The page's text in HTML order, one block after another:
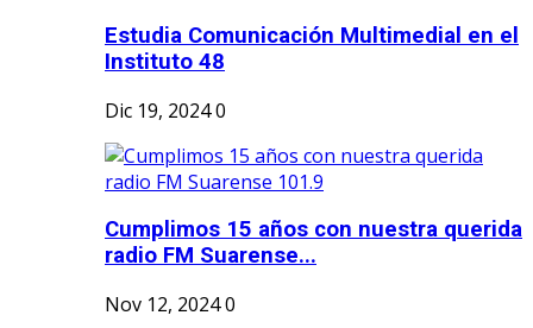
Estudia Comunicación Multimedial en el
Instituto 48
Dic 19, 20240
Cumplimos 15 años con nuestra querida
radio FM Suarense...
Nov 12, 20240